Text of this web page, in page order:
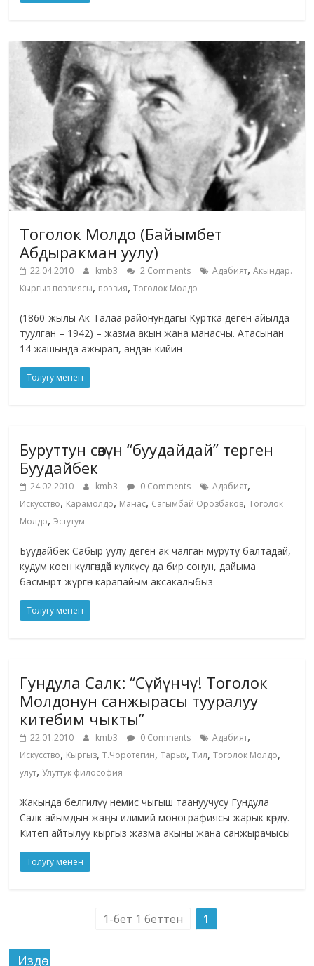
Тоголок Молдо (Байымбет
Абдыракман уулу)
22.04.2010 kmb3 2 Comments Адабият,Акындар.
Кыргыз поэзиясы, поэзия,Тоголок Молдо
(1860-жылы Ак-Талаа районундагы Куртка деген айылда
туулган – 1942) – жазма акын жана манасчы. Атасынан
14 жашында ажырап, андан кийин
Толугу менен
Буруттун сөзүн “буудайдай” терген
Буудайбек
24.02.2010 kmb3 0 Comments Адабият,
Искусство, Карамолдо, Манас, Сагымбай Орозбаков,Тоголок
Молдо,Эстутум
Буудайбек Сабыр уулу деген ак чалган муруту балтадай,
кудум коен күлгөндөй күлкүсү да бир сонун, дайыма
басмырт жүргөн карапайым аксакалыбыз
Толугу менен
Гундула Салк: “Сүйүнчү! Тоголок
Молдонун санжырасы тууралуу
китебим чыкты”
22.01.2010 kmb3 0 Comments Адабият,
Искусство, Кыргыз,Т.Чоротегин,Тарых,Тил,Тоголок Молдо,
улут, Улуттук философия
Жакында белгилүү немис чыгыш таануучусу Гундула
Салк айымдын жаңы илимий монографиясы жарык көрдү.
Китеп айтылуу кыргыз жазма акыны жана санжырачысы
Толугу менен
1-бет 1 беттен 1
Издөө